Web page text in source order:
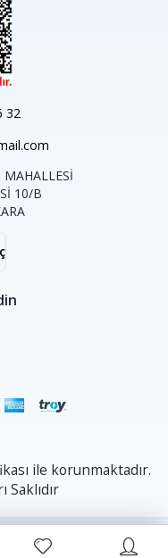
32
MAHALLESİ
10/B
ile korunmaktadır.
Saklıdır